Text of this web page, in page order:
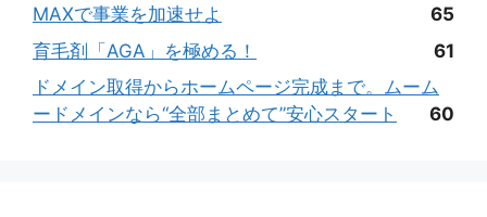
MAXで事業を加速せよ
65
育毛剤「AGA」を極める！
61
ドメイン取得からホームページ完成まで。ムーム
ードメインなら“全部まとめて”安心スタート
60